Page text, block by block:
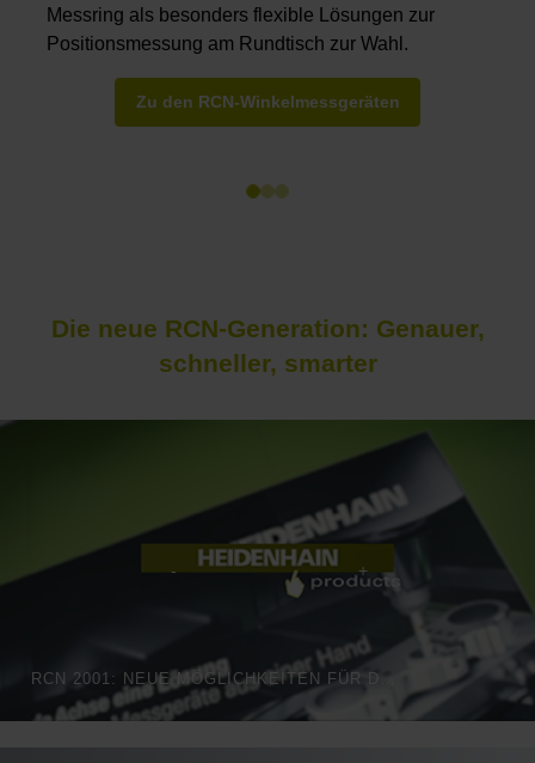
Messring als besonders flexible Lösungen zur
Positionsmessung am Rundtisch zur Wahl.
Zu den RCN-Winkelmessgeräten
Die neue RCN-Generation: Genauer,
schneller, smarter
RCN 2001: NEUE MÖGLICHKEITEN FÜR DAS WINKELMESSEN | HEIDENHAIN